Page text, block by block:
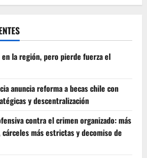
la región, pero pierde fuerza el
anuncia reforma a becas chile con
y descentralización
contra el crimen organizado: más
más estrictas y decomiso de